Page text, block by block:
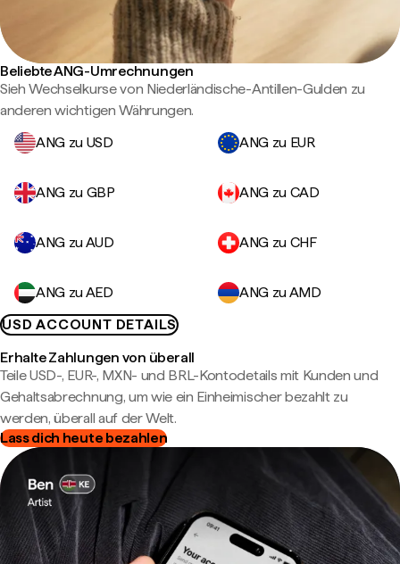
Beliebte ANG-Umrechnungen
Sieh Wechselkurse von Niederländische-Antillen-Gulden zu
anderen wichtigen Währungen.
ANG zu USD
ANG zu EUR
ANG zu GBP ANG zu CAD
ANG zu AUD ANG zu CHF
ANG zu AED
ANG zu AMD
USD ACCOUNT DETAILS
Erhalte Zahlungen von überall
Teile USD-, EUR-, MXN- und BRL-Kontodetails mit Kunden und
Gehaltsabrechnung, um wie ein Einheimischer bezahlt zu
werden, überall auf der Welt.
Lass dich heute bezahlen